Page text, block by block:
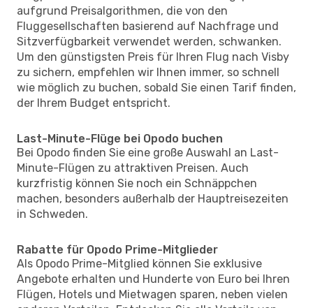
aufgrund Preisalgorithmen, die von den
Fluggesellschaften basierend auf Nachfrage und
Sitzverfügbarkeit verwendet werden, schwanken.
Um den günstigsten Preis für Ihren Flug nach Visby
zu sichern, empfehlen wir Ihnen immer, so schnell
wie möglich zu buchen, sobald Sie einen Tarif finden,
der Ihrem Budget entspricht.
Last-Minute-Flüge bei Opodo buchen
Bei Opodo finden Sie eine große Auswahl an Last-
Minute-Flügen zu attraktiven Preisen. Auch
kurzfristig können Sie noch ein Schnäppchen
machen, besonders außerhalb der Hauptreisezeiten
in Schweden.
Rabatte für Opodo Prime-Mitglieder
Als Opodo Prime-Mitglied können Sie exklusive
Angebote erhalten und Hunderte von Euro bei Ihren
Flügen, Hotels und Mietwagen sparen, neben vielen